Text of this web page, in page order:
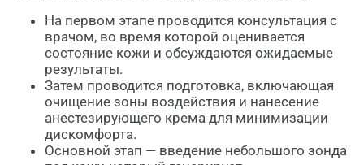
На первом этапе проводится консультация с
врачом, во время которой оценивается
состояние кожи и обсуждаются ожидаемые
результаты.
Затем проводится подготовка, включающая
очищение зоны воздействия и нанесение
анестезирующего крема для минимизации
дискомфорта.
Основной этап — введение небольшого зонда